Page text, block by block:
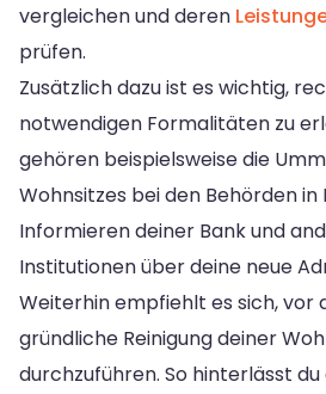
vergleichen und deren
prüfen.
Zusätzlich dazu ist es wichtig,
notwendigen Formalitäten zu
gehören beispielsweise die
Wohnsitzes bei den Behörden in
Informieren deiner Bank und
Institutionen über deine neue
Weiterhin empfiehlt es sich, vor
gründliche Reinigung deiner
durchzuführen. So hinterlässt